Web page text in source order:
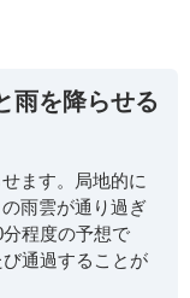
雨を降らせる
ます。局地的に
雨雲が通り過ぎ
程度の予想で
通過することが